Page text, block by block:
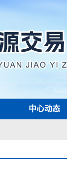
中心动态